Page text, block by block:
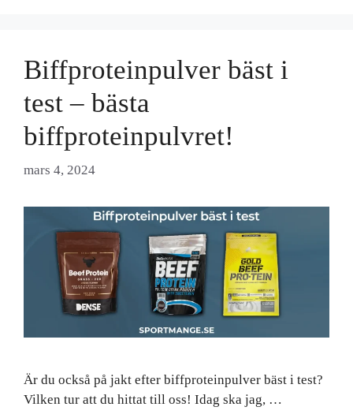
Biffproteinpulver bäst i
test – bästa
biffproteinpulvret!
mars 4, 2024
Är du också på jakt efter biffproteinpulver bäst i test?
Vilken tur att du hittat till oss! Idag ska jag, …